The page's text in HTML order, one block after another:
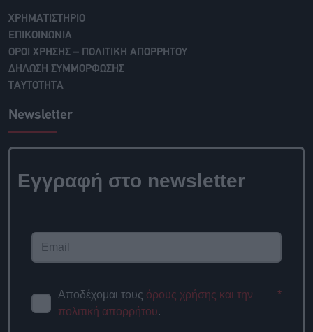
ΧΡΗΜΑΤΙΣΤΗΡΙΟ
ΕΠΙΚΟΙΝΩΝΙΑ
ΟΡΟΙ ΧΡΗΣΗΣ – ΠΟΛΙΤΙΚΗ ΑΠΟΡΡΗΤΟΥ
ΔΗΛΩΣΗ ΣΥΜΜΟΡΦΩΣΗΣ
ΤΑΥΤΟΤΗΤΑ
Newsletter
Εγγραφή στο newsletter
Αποδέχομαι τους όρους χρήσης και την
πολιτική απορρήτου.
*